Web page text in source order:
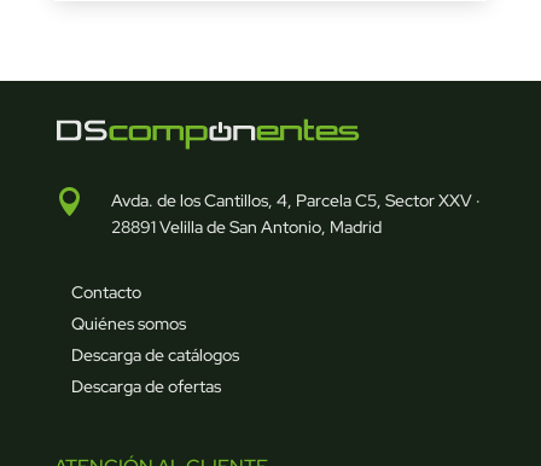

Avda. de los Cantillos, 4, Parcela C5, Sector XXV ·
28891 Velilla de San Antonio, Madrid
Contacto
Quiénes somos
Descarga de catálogos
Descarga de ofertas